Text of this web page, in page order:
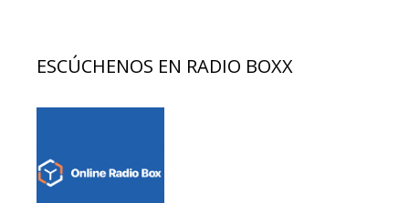
ESCÚCHENOS EN RADIO BOXX